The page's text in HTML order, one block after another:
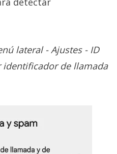
lateral - Ajustes - ID
identificador de llamada